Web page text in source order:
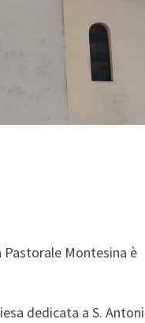
Pastorale Montesina è
dedicata a S.